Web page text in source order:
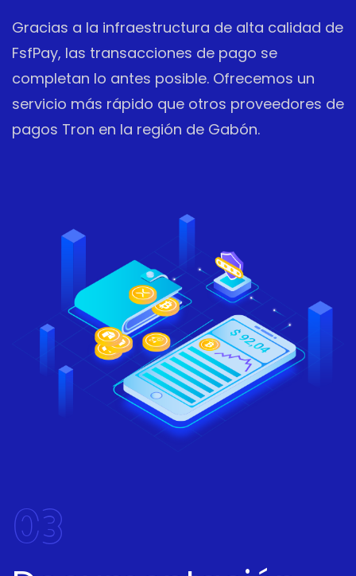
Gracias a la infraestructura de alta calidad de
FsfPay, las transacciones de pago se
completan lo antes posible. Ofrecemos un
servicio más rápido que otros proveedores de
pagos Tron en la región de Gabón.
03